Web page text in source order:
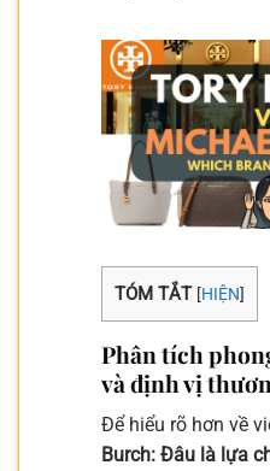
TÓM TẮT [HIỆN]
Phân tích
và định vị
Để hiểu rõ hơn về
Burch: Đâu là lựa